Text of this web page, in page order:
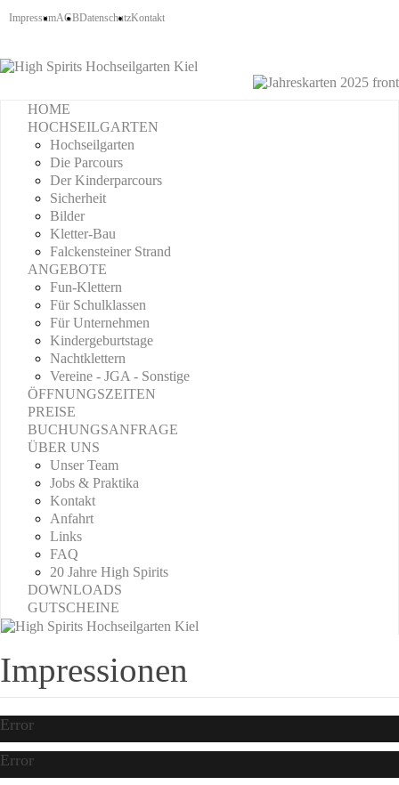
ImpressumAGBDatenschutzKontakt
HOME
HOCHSEILGARTEN
Hochseilgarten
Die Parcours
Der Kinderparcours
Sicherheit
Bilder
Kletter-Bau
Falckensteiner Strand
ANGEBOTE
Fun-Klettern
Für Schulklassen
Für Unternehmen
Kindergeburtstage
Nachtklettern
Vereine - JGA - Sonstige
ÖFFNUNGSZEITEN
PREISE
BUCHUNGSANFRAGE
ÜBER UNS
Unser Team
Jobs & Praktika
Kontakt
Anfahrt
Links
FAQ
20 Jahre High Spirits
DOWNLOADS
GUTSCHEINE
Impressionen
Error
Error